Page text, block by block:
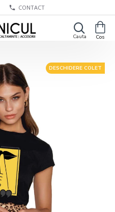
CONTACT
DESCHIDERE COLET